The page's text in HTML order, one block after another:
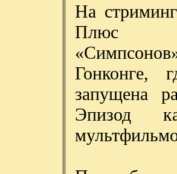
На
Плюс
Гонконге,
запущена
Эпизод